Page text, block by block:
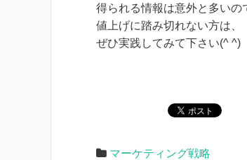
得られる情報は意外と多いの
値上げに踏み切れない方は、
ぜひ実践してみて下さい(^ ^)
マーケティング戦略